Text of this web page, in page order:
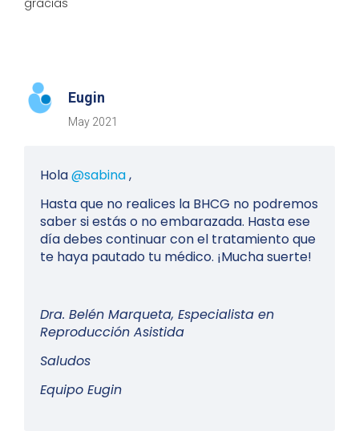
gracias
Eugin
May 2021
Hola@sabina,
Hasta que no realices la BHCG no podremos
saber si estás o no embarazada. Hasta ese
día debes continuar con el tratamiento que
te haya pautado tu médico. ¡Mucha suerte!
Dra. Belén Marqueta, Especialista en
Reproducción Asistida
Saludos
Equipo Eugin